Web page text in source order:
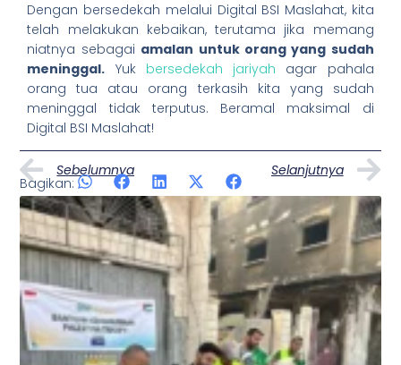
Dengan bersedekah melalui Digital BSI Maslahat, kita
telah melakukan kebaikan, terutama jika memang
niatnya sebagai amalan untuk orang yang sudah
meninggal. Yuk bersedekah jariyah agar pahala
orang tua atau orang terkasih kita yang sudah
meninggal tidak terputus. Beramal maksimal di
Digital BSI Maslahat!
Prev
Sebelumnya Selanjutnya
Bagikan:
Artikel Lainnya
Page Page Page Page